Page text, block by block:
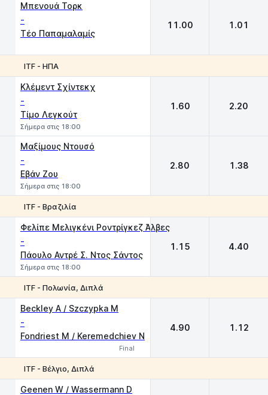
Μπενουά Τορκ
-
Τέο Παπαμαλαμίς
11.00 1.01
ITF - ΗΠΑ
Κλέμεντ Σχίντεκχ
-
Τίμο Λεγκούτ
Σήμερα στις 18:00
1.60 2.20
Μαξίμους Ντουσό
-
Εβάν Ζου
Σήμερα στις 18:00
2.80 1.38
ITF - Βραζιλία
Φελίπε Μελιγκένι Ροντρίγκεζ Άλβες
-
Πάουλο Αντρέ Σ. Ντος Σάντος
Σήμερα στις 18:00
1.15 4.40
ITF - Πολωνία, Διπλά
Beckley A / Szczypka M
-
Fondriest M / Keremedchiev N
Final
4.90 1.12
ITF - Βέλγιο, Διπλά
Geenen W / Wassermann D